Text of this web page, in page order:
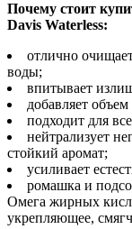
Почему стоит
Davis Waterless:
отлично
воды;
впитывает
добавляет
подходит для
нейтрализует
стойкий аромат;
усиливает
ромашка и
Омега жирных
укрепляющее,